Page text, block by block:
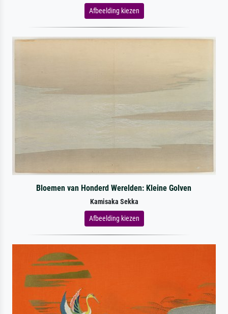
Afbeelding kiezen
Bloemen van Honderd Werelden: Kleine Golven
Kamisaka Sekka
Afbeelding kiezen